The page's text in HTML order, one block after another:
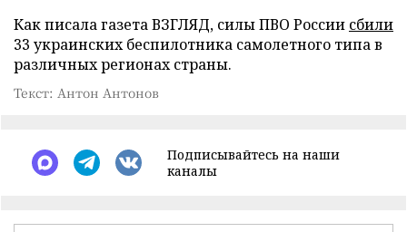
Как писала газета ВЗГЛЯД, силы ПВО России сбили
33 украинских беспилотника самолетного типа в
различных регионах страны.
Текст: Антон Антонов
Подписывайтесь на наши
каналы